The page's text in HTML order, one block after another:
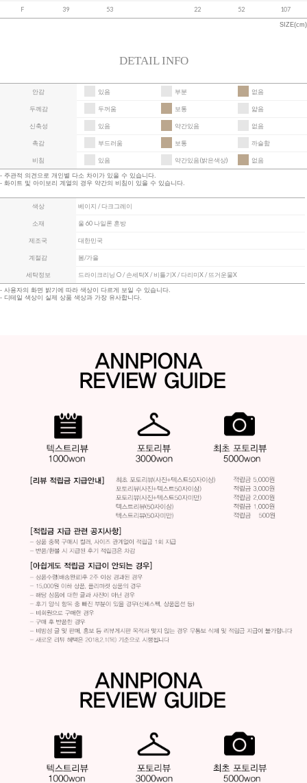
F 39 53 22 52 107
SIZE(cm)
DETAIL INFO
안감 있음 부분 없음
두께감 두꺼움 보통 얇음
신축성 있음 약간있음 없음
촉감 부드러움 보통 까슬함
비침 있음 약간있음(밝은색상) 없음
- 주관적 의견으로 개인별 다소 차이가 있을 수 있습니다.
- 화이트 및 아이보리 계열의 경우 약간의 비침이 있을 수 있습니다.
색상 베이지 / 다크그레이
소재 울 60 나일론 혼방
제조국 대한민국
계절감 봄/가을
세탁정보 드라이크리닝 O / 손세탁X / 비틀기X / 다리미X / 뜨거운물X
- 사용자의 화면 밝기에 따라 색상이 다르게 보일 수 있습니다.
- 디테일 색상이 실제 상품 색상과 가장 유사합니다.